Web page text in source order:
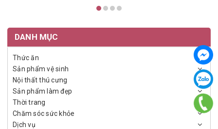
DANH MỤC
Thức ăn
Sản phẩm vệ sinh
Nội thất thú cưng
Sản phẩm làm đẹp
Thời trang
Chăm sóc sức khỏe
Dịch vụ